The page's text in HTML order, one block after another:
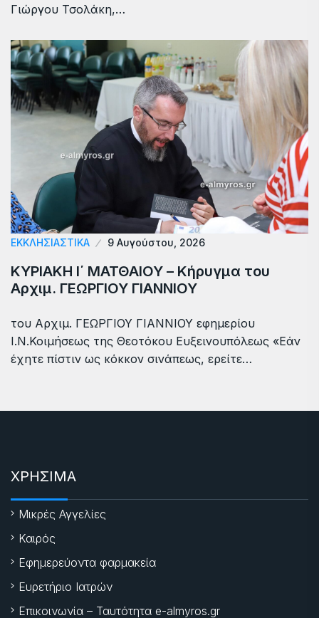
Γιώργου Τσολάκη,…
ΕΚΚΛΗΣΙΑΣΤΙΚΑ 9 Αυγούστου, 2026
ΚΥΡΙΑΚΗ Ι΄ ΜΑΤΘΑΙΟΥ – Κήρυγμα του
Αρχιμ. ΓΕΩΡΓΙΟΥ ΓΙΑΝΝΙΟΥ
του Αρχιμ. ΓΕΩΡΓΙΟΥ ΓΙΑΝΝΙΟΥ εφημερίου
Ι.Ν.Κοιμήσεως της Θεοτόκου Ευξεινουπόλεως «Εάν
έχητε πίστιν ως κόκκον σινάπεως, ερείτε…
ΧΡΗΣΙΜΑ
Μικρές Αγγελίες
Καιρός
Εφημερεύοντα φαρμακεία
Ευρετήριο Ιατρών
Επικοινωνία – Ταυτότητα e-almyros.gr